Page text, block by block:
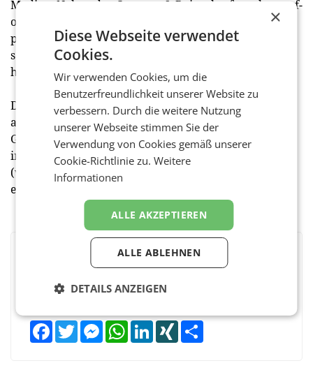
Medien. Neben der Content- & Reiseplattform lust-auf-
oesterreich.at gibt es somit auch ein ideal dazu
passendes Printprodukt, in dem man gerne
schmökert. Österreich hat so viel zu bieten und wir
haben dazu die Tipps.“
Das 246 Seiten starke Kurier Premiummagazin „Lust
auf Österreich“ mit dem integrierten „Routen für
Genießer“ ist ab dem 17. Mai zum Preis von 8,90 Euro
im österreichischen Zeitschriftenhandel oder
(versandkostenfrei) unter
erhältlich.
BEWERTEN SIE DIESEN ARTIKEL
FacebookTwitter MessengerWhatsAppLinkedInXING
×
Diese Webseite verwendet
Cookies.
Wir verwenden Cookies, um die
Benutzerfreundlichkeit unserer Website zu
verbessern. Durch die weitere Nutzung
unserer Webseite stimmen Sie der
Verwendung von Cookies gemäß unserer
Cookie-Richtlinie zu.Weitere
Informationen
ALLE AKZEPTIEREN
ALLE ABLEHNEN
DETAILS ANZEIGEN